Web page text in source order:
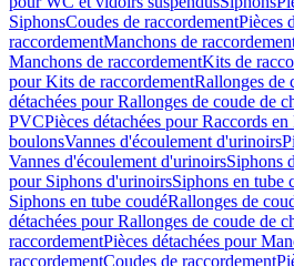
SiphonsCoudes de raccordementPièces
raccordementManchons de
Manchons de raccordementKits de
pour Kits de raccordementRallonges de
détachées pour Rallonges de coude de
PVCPièces détachées pour Raccords
boulonsVannes d'écoulement d'urinoirs
Vannes d'écoulement d'urinoirsSiphons
pour Siphons d'urinoirsSiphons en tube
Siphons en tube coudéRallonges de
détachées pour Rallonges de coude de
raccordementPièces détachées pour
raccordementCoudes de raccordement